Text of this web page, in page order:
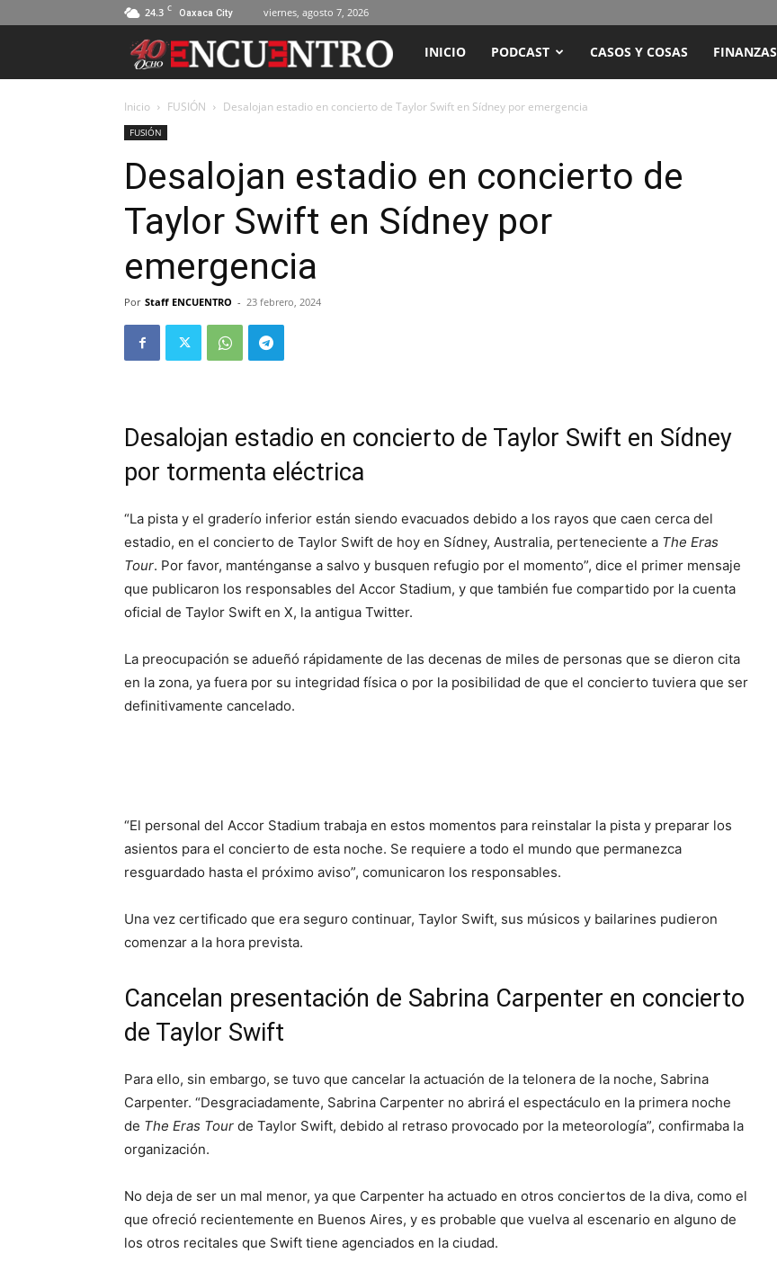
24.3 C Oaxaca City viernes, agosto 7, 2026
ENCUENTRO
RADIO
TELEVISIÓN
INICIO PODCAST CASOS Y COSAS FINANZAS
Inicio FUSIÓN Desalojan estadio en concierto de Taylor Swift en Sídney por emergencia
FUSIÓN
Desalojan estadio en concierto de
Taylor Swift en Sídney por
emergencia
Por Staff ENCUENTRO - 23 febrero, 2024
Desalojan estadio en concierto de Taylor Swift en Sídney
por tormenta eléctrica
“La pista y el graderío inferior están siendo evacuados debido a los rayos que caen cerca del
estadio, en el concierto de Taylor Swift de hoy en Sídney, Australia, perteneciente a The Eras
Tour. Por favor, manténganse a salvo y busquen refugio por el momento”, dice el primer mensaje
que publicaron los responsables del Accor Stadium, y que también fue compartido por la cuenta
oficial de Taylor Swift en X, la antigua Twitter.
La preocupación se adueñó rápidamente de las decenas de miles de personas que se dieron cita
en la zona, ya fuera por su integridad física o por la posibilidad de que el concierto tuviera que ser
definitivamente cancelado.
“El personal del Accor Stadium trabaja en estos momentos para reinstalar la pista y preparar los
asientos para el concierto de esta noche. Se requiere a todo el mundo que permanezca
resguardado hasta el próximo aviso”, comunicaron los responsables.
Una vez certificado que era seguro continuar, Taylor Swift, sus músicos y bailarines pudieron
comenzar a la hora prevista.
Cancelan presentación de Sabrina Carpenter en concierto
de Taylor Swift
Para ello, sin embargo, se tuvo que cancelar la actuación de la telonera de la noche, Sabrina
Carpenter. “Desgraciadamente, Sabrina Carpenter no abrirá el espectáculo en la primera noche
de The Eras Tour de Taylor Swift, debido al retraso provocado por la meteorología”, confirmaba la
organización.
No deja de ser un mal menor, ya que Carpenter ha actuado en otros conciertos de la diva, como el
que ofreció recientemente en Buenos Aires, y es probable que vuelva al escenario en alguno de
los otros recitales que Swift tiene agenciados en la ciudad.